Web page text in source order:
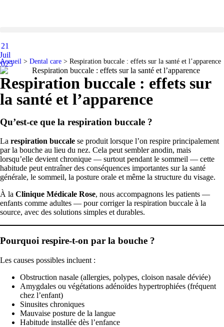
21
Juil
Accueil > Dental care > Respiration buccale : effets sur la santé et l’apparence
Respiration buccale : effets sur
la santé et l’apparence
Qu’est-ce que la respiration buccale ?
La respiration buccale se produit lorsque l’on respire principalement
par la bouche au lieu du nez. Cela peut sembler anodin, mais
lorsqu’elle devient chronique — surtout pendant le sommeil — cette
habitude peut entraîner des conséquences importantes sur la santé
générale, le sommeil, la posture orale et même la structure du visage.
À la Clinique Médicale Rose, nous accompagnons les patients —
enfants comme adultes — pour corriger la respiration buccale à la
source, avec des solutions simples et durables.
Pourquoi respire-t-on par la bouche ?
Les causes possibles incluent :
Obstruction nasale (allergies, polypes, cloison nasale déviée)
Amygdales ou végétations adénoïdes hypertrophiées (fréquent
chez l’enfant)
Sinusites chroniques
Mauvaise posture de la langue
Habitude installée dès l’enfance